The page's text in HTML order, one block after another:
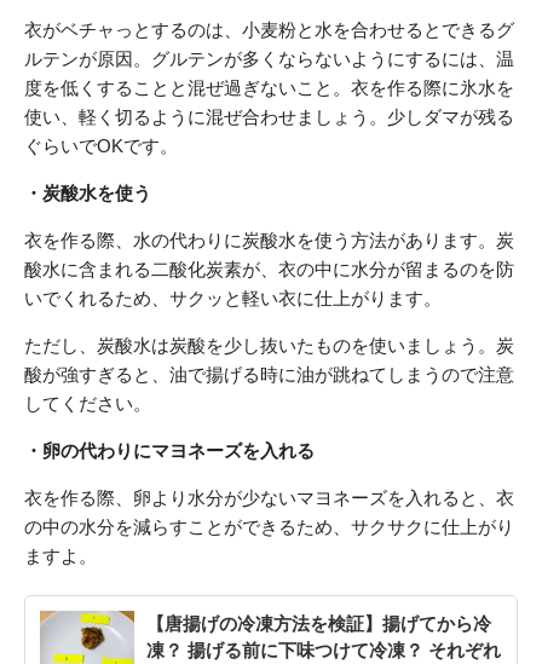
衣がベチャっとするのは、小麦粉と水を合わせるとできるグ
ルテンが原因。グルテンが多くならないようにするには、温
度を低くすることと混ぜ過ぎないこと。衣を作る際に氷水を
使い、軽く切るように混ぜ合わせましょう。少しダマが残る
ぐらいでOKです。
・炭酸水を使う
衣を作る際、水の代わりに炭酸水を使う方法があります。炭
酸水に含まれる二酸化炭素が、衣の中に水分が留まるのを防
いでくれるため、サクッと軽い衣に仕上がります。
ただし、炭酸水は炭酸を少し抜いたものを使いましょう。炭
酸が強すぎると、油で揚げる時に油が跳ねてしまうので注意
してください。
・卵の代わりにマヨネーズを入れる
衣を作る際、卵より水分が少ないマヨネーズを入れると、衣
の中の水分を減らすことができるため、サクサクに仕上がり
ますよ。
【唐揚げの冷凍方法を検証】揚げてから冷
凍？ 揚げる前に下味つけて冷凍？ それぞれ